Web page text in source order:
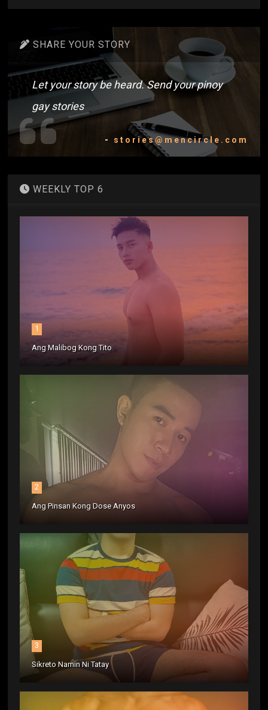
SHARE YOUR STORY
Let your story be heard. Send your pinoy
gay stories
- stories@mencircle.com
WEEKLY TOP 6
1
Ang Malibog Kong Tito
2
Ang Pinsan Kong Dose Anyos
3
Sikreto Namin Ni Tatay